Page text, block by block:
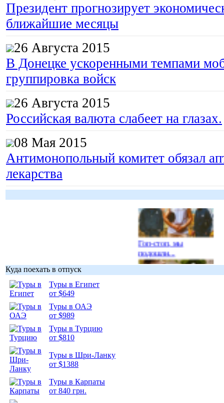
Президент прогнозирует
ближайшие месяцы
26 Августа 2015
В Донецке ускоренными темпами
группировка войск
26 Августа 2015
Российская валюта слабеет на глазах.
08 Мая 2015
Антимонопольный комитет обязал
лекарства
Гоп-стоп, мы
подошли...
Куда поехать в отпуск
Туры в Египет
от $649
Туры в ОАЭ
от $989
Туры в Турцию
от $810
Туры в Шри-Ланку
от $1388
Туры в Карпаты
от 840 грн.